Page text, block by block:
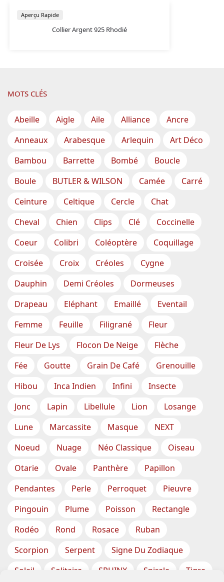
Collier Argent 925 Rhodié
Aperçu Rapide
MOTS CLÉS
Abeille Aigle Aile Alliance
Ancre
Anneaux
Arabesque Arlequin
Art Déco
Bambou
Barrette Bombé
Boucle
Boule
BUTLER & WILSON Camée
Carré
Ceinture
Celtique Cercle
Chat
Cheval
Chien Clips Clé
Coccinelle
Coeur
Colibri Coléoptère
Coquillage
Croisée
Croix Créoles
Cygne
Dauphin
Demi Créoles
Dormeuses
Drapeau
Eléphant Emaillé
Eventail
Femme
Feuille Filigrané
Fleur
Fleur De Lys
Flocon De Neige
Flèche
Fée
Goutte Grain De Café
Grenouille
Hibou
Inca Indien Infini
Insecte
Jonc
Lapin Libellule Lion
Losange
Lune
Marcassite Masque
NEXT
Noeud
Nuage Néo Classique
Oiseau
Otarie
Ovale Panthère
Papillon
Pendantes
Perle Perroquet
Pieuvre
Pingouin
Plume Poisson
Rectangle
Rodéo
Rond Rosace
Ruban
Scorpion
Serpent
Signe Du Zodiaque
Soleil
Solitaire SPHINX Spirale Tigre